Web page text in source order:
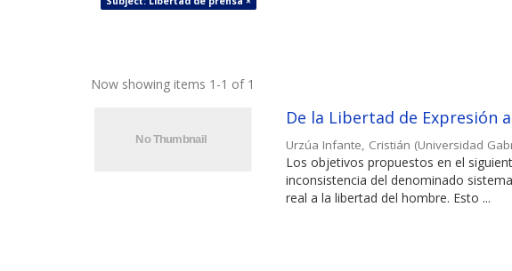
Now showing items 1-1 of 1
De la Libertad de Expresión
Urzúa Infante, Cristián (Universidad
Los objetivos propuestos en el
inconsistencia del denominado
real a la libertad del hombre. Esto ...